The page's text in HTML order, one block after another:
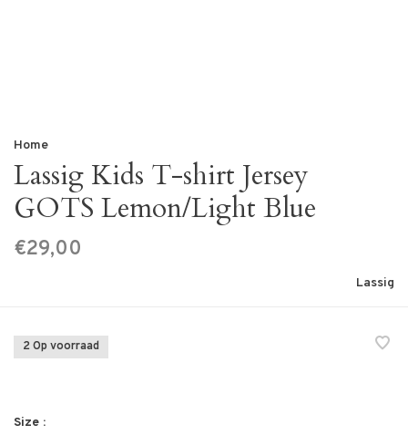
Home
Lassig Kids T-shirt Jersey
GOTS Lemon/Light Blue
€29,00
Lassig
2 Op voorraad
Size :